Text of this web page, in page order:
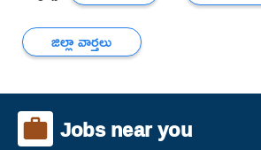
జిల్లా వార్తలు
Jobs near you